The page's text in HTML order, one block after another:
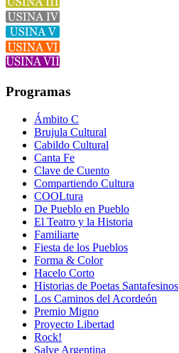
Programas
Ámbito C
Brujula Cultural
Cabildo Cultural
Canta Fe
Clave de Cuento
Compartiendo Cultura
COOLtura
De Pueblo en Pueblo
El Teatro y la Historia
Familiarte
Fiesta de los Pueblos
Forma & Color
Hacelo Corto
Historias de Poetas Santafesinos
Los Caminos del Acordeón
Premio Migno
Proyecto Libertad
Rock!
Salve Argentina